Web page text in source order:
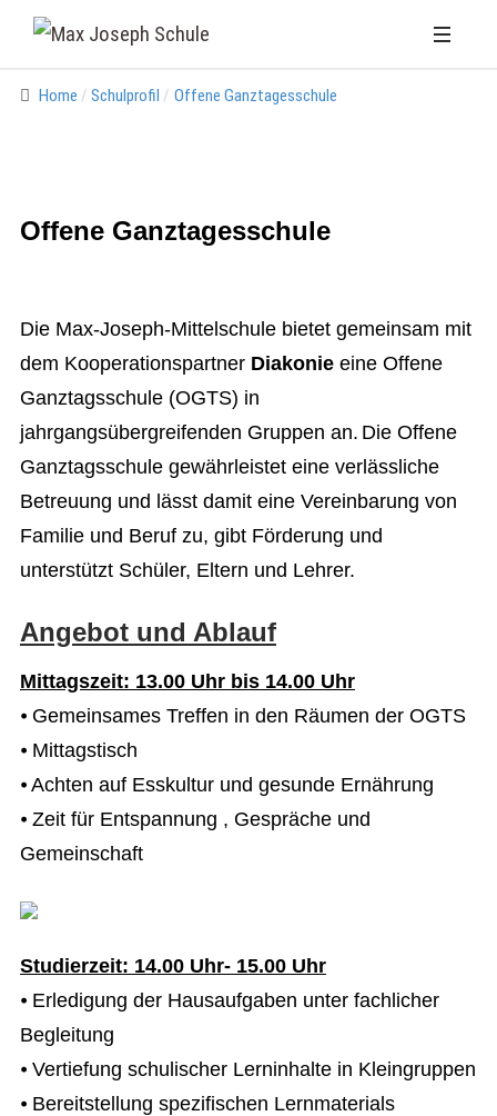
Home Schulprofil Offene Ganztagesschule
Offene Ganztagesschule
Die Max-Joseph-Mittelschule bietet gemeinsam mit
dem Kooperationspartner Diakonie eine Offene
Ganztagsschule (OGTS) in
jahrgangsübergreifenden Gruppen an. Die Offene
Ganztagsschule gewährleistet eine verlässliche
Betreuung und lässt damit eine Vereinbarung von
Familie und Beruf zu, gibt Förderung und
unterstützt Schüler, Eltern und Lehrer.
Angebot und Ablauf
Mittagszeit: 13.00 Uhr bis 14.00 Uhr
⦁ Gemeinsames Treffen in den Räumen der OGTS
⦁ Mittagstisch
⦁ Achten auf Esskultur und gesunde Ernährung
⦁ Zeit für Entspannung , Gespräche und
Gemeinschaft
Studierzeit: 14.00 Uhr- 15.00 Uhr
⦁ Erledigung der Hausaufgaben unter fachlicher
Begleitung
⦁ Vertiefung schulischer Lerninhalte in Kleingruppen
⦁ Bereitstellung spezifischen Lernmaterials